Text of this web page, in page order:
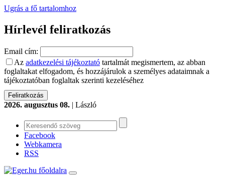
Ugrás a fő tartalomhoz
Hírlevél feliratkozás
Email cím:
Az adatkezelési tájékoztató tartalmát megismertem, az abban
foglaltakat elfogadom, és hozzájárulok a személyes adataimnak a
tájékoztatóban foglaltak szerinti kezeléséhez
2026. augusztus 08. | László
Facebook
Webkamera
RSS